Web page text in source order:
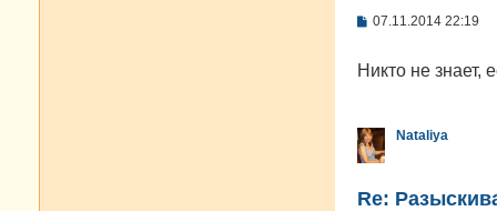
С
б
и
е
07.11.2014 22:19
Никто не знает,
Nataliya
Re: